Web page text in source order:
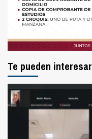
Te pueden interesar